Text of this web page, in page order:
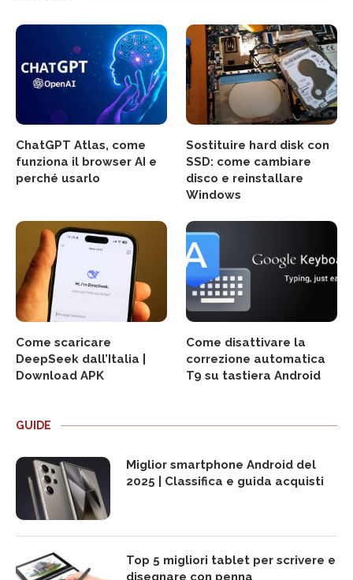
ChatGPT Atlas, come
funziona il browser AI e
perché usarlo
Sostituire hard disk con
SSD: come cambiare
disco e reinstallare
Windows
Come scaricare
DeepSeek dall’Italia |
Download APK
Come disattivare la
correzione automatica
T9 su tastiera Android
GUIDE
Miglior smartphone Android del
2025 | Classifica e guida acquisti
Top 5 migliori tablet per scrivere e
disegnare con penna